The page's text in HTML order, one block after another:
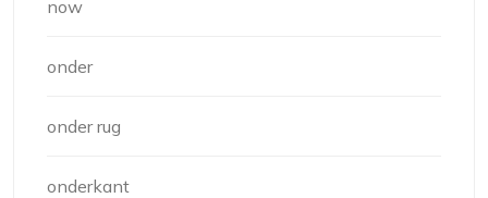
now
onder
onder rug
onderkant